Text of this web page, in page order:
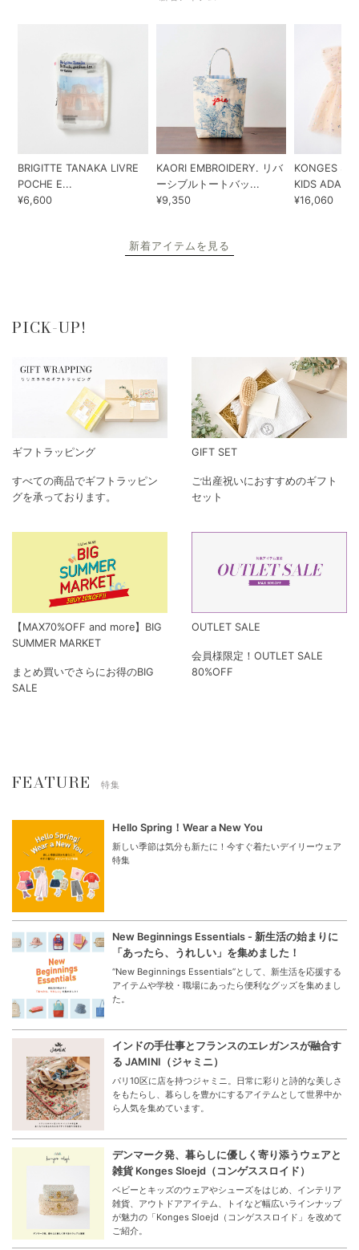
BRIGITTE TANAKA LIVRE
POCHE E...
¥6,600
KAORI EMBROIDERY. リバ
ーシブルトートバッ...
¥9,350
KONGES
KIDS ADA...
¥16,060
新着アイテムを見る
PICK-UP!
ギフトラッピング
すべての商品でギフトラッピン
グを承っております。
GIFT SET
ご出産祝いにおすすめのギフト
セット
【MAX70%OFF and more】BIG
SUMMER MARKET
まとめ買いでさらにお得のBIG
SALE
OUTLET SALE
会員様限定！OUTLET SALE
80%OFF
FEATURE 特集
Hello Spring！Wear a New You
新しい季節は気分も新たに！今すぐ着たいデイリーウェア
特集
New Beginnings Essentials - 新生活の始まりに
「あったら、うれしい」を集めました！
“New Beginnings Essentials”として、新生活を応援する
アイテムや学校・職場にあったら便利なグッズを集めまし
た。
インドの手仕事とフランスのエレガンスが融合す
る JAMINI（ジャミニ）
パリ10区に店を持つジャミニ。日常に彩りと詩的な美しさ
をもたらし、暮らしを豊かにするアイテムとして世界中か
ら人気を集めています。
デンマーク発、暮らしに優しく寄り添うウェアと
雑貨 Konges Sloejd（コンゲススロイド）
ベビーとキッズのウェアやシューズをはじめ、インテリア
雑貨、アウトドアアイテム、トイなど幅広いラインナップ
が魅力の「Konges Sloejd（コンゲススロイド」を改めて
ご紹介。